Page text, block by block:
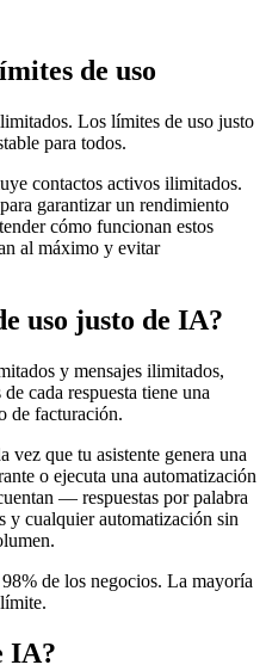
de uso
Los límites de uso justo
para todos.
contactos activos ilimitados.
garantizar un rendimiento
cómo funcionan estos
al máximo y evitar
uso justo de IA?
y mensajes ilimitados,
cada respuesta tiene una
de facturación.
vez que tu asistente genera una
o ejecuta una automatización
— respuestas por palabra
y cualquier automatización sin
de los negocios. La mayoría
IA?